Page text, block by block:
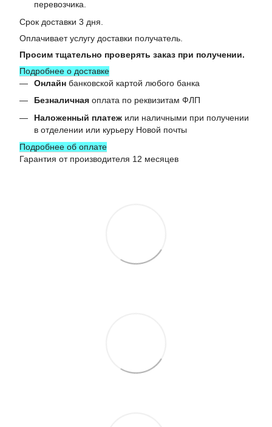
перевозчика.
Срок доставки 3 дня.
Оплачивает услугу доставки получатель.
Просим тщательно проверять заказ при получении.
Подробнее о доставке
Онлайн банковской картой любого банка
Безналичная оплата по реквизитам ФЛП
Наложенный платеж или наличными при получении
в отделении или курьеру Новой почты
Подробнее об оплате
Гарантия от производителя 12 месяцев